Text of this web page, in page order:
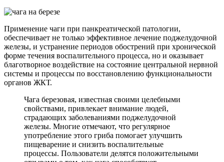
Применение чаги при панкреатической патологии,
обеспечивает не только эффективное лечение поджелудочной
железы, и устранение периодов обострений при хронической
форме течения воспалительного процесса, но и оказывает
благотворное воздействие на состояние центральной нервной
системы и процессы по восстановлению функциональности
органов ЖКТ.
Чага березовая, известная своими целебными
свойствами, привлекает внимание людей,
страдающих заболеваниями поджелудочной
железы. Многие отмечают, что регулярное
употребление этого гриба помогает улучшить
пищеварение и снизить воспалительные
процессы. Пользователи делятся положительными